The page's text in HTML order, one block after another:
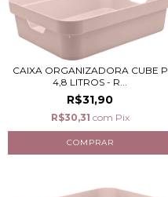
CAIXA ORGANIZADORA CUBE P
4,8 LITROS - R...
R$31,90
R$30,31 com Pix